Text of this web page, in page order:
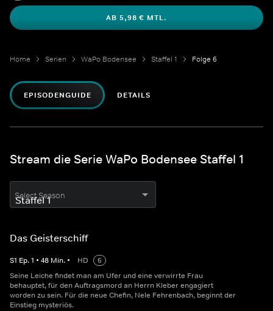
AB 5,98 € MTL.
Home Serien WaPo Bodensee Staffel 1 Folge 6
EPISODENGUIDE DETAILS
Stream die Serie WaPo Bodensee Staffel 1
Select Season
Das Geisterschiff
S1 Ep.1 • 48 Min. • HD
6
Seine Leiche findet man am Ufer und eine verwirrte Frau
behauptet, für den Auftragsmord an Herrn Kleber engagiert
worden zu sein. Für die neue Chefin, Nele Fehrenbach, beginnt der
Einstieg mysteriös.